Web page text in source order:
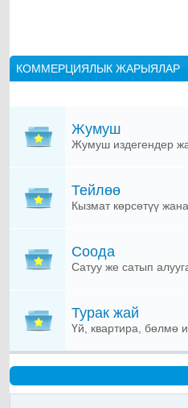
КОММЕРЦИЯЛЫК ЖАРЫЯЛАР
Жумуш
Жумуш издегендер
Тейлөө
Кызмат көрсөтүү
Соода
Сатуу же сатып
Турак жай
Үй, квартира, бөлмө